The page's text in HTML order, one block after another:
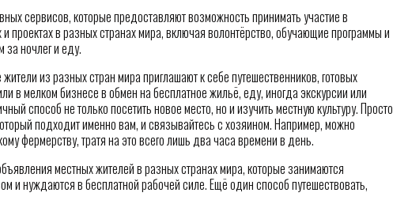
сервисов, которые предоставляют возможность принимать участие в
проектах в разных странах мира, включая волонтёрство, обучающие программы и
ночлег и еду.
из разных стран мира приглашают к себе путешественников, готовых
в мелком бизнесе в обмен на бесплатное жильё, еду, иногда экскурсии или
способ не только посетить новое место, но и изучить местную культуру. Просто
подходит именно вам, и связывайтесь с хозяином. Например, можно
фермерству, тратя на это всего лишь два часа времени в день.
местных жителей в разных странах мира, которые занимаются
и нуждаются в бесплатной рабочей силе. Ещё один способ путешествовать,